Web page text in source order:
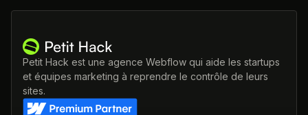
Petit Hack est une agence Webflow qui aide les startups
et équipes marketing à reprendre le contrôle de leurs
sites.